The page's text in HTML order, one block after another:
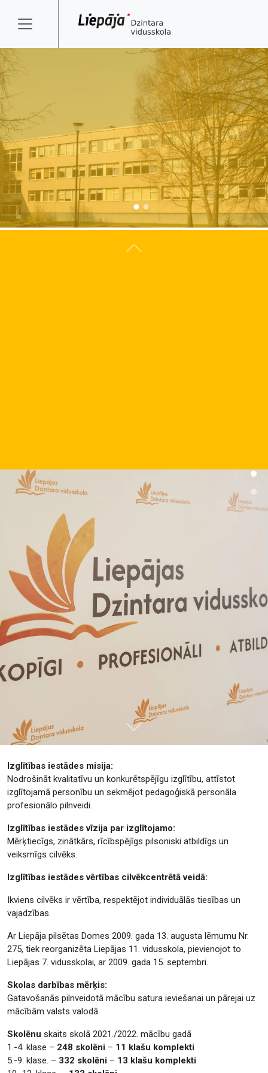
Atpakaļ
Tālāk
Izglītības iestādes misija:
Nodrošināt kvalitatīvu un konkurētspējīgu izglītību, attīstot
izglītojamā personību un sekmējot pedagoģiskā personāla
profesionālo pilnveidi.
Izglītības iestādes vīzija par izglītojamo:
Mērķtiecīgs, zinātkārs, rīcībspējīgs pilsoniski atbildīgs un
veiksmīgs cilvēks.
Izglītības iestādes vērtības cilvēkcentrētā veidā:
Ikviens cilvēks ir vērtība, respektējot individuālās tiesības un
vajadzības.
Ar Liepāja pilsētas Domes 2009. gada 13. augusta lēmumu Nr.
275, tiek reorganizēta Liepājas 11. vidusskola, pievienojot to
Liepājas 7. vidusskolai, ar 2009. gada 15. septembri.
Skolas darbības mērķis:
Gatavošanās pilnveidotā mācību satura ieviešanai un pārejai uz
mācībām valsts valodā.
Skolēnu skaits skolā 2021./2022. mācību gadā
1.-4. klase – 248 skolēni – 11 klašu komplekti
5.-9. klase. – 332 skolēni – 13 klašu komplekti